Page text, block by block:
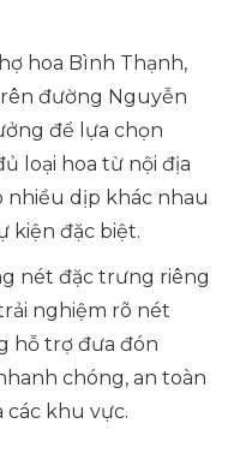
hoa Bình Thạnh,
đường Nguyễn
để lựa chọn
loại hoa từ nội địa
dịp khác nhau
kiện đặc biệt.
nét đặc trưng riêng
nghiệm rõ nét
hỗ trợ đưa đón
chóng, an toàn
khu vực.